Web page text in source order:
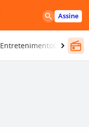
Assine
EntretenimentoCBN